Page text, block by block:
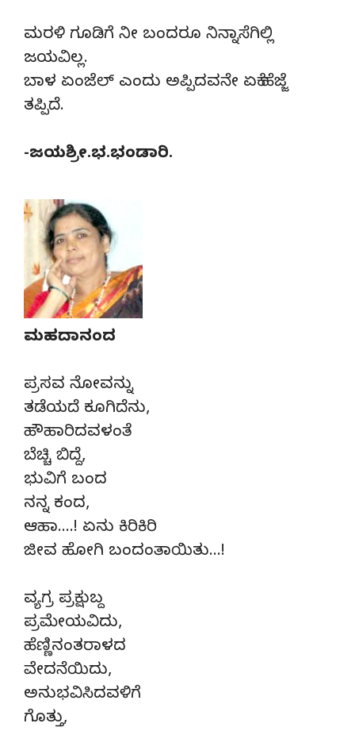
ಮರಳಿ ಗೂಡಿಗೆ ನೀ ಬಂದರೂ ನಿನ್ನಾಸೆಗಿಲ್ಲಿ
ಜಯವಿಲ್ಲ.
ಬಾಳ ಏಂಜೆಲ್ ಎಂದು ಅಪ್ಪಿದವನೇ ಏಕೆ ಹೆಜ್ಜೆ
ತಪ್ಪಿದೆ.
-ಜಯಶ್ರೀ.ಭ.ಭಂಡಾರಿ.
ಮಹದಾನಂದ
ಪ್ರಸವ ನೋವನ್ನು
ತಡೆಯದೆ ಕೂಗಿದೆನು,
ಹೌಹಾರಿದವಳಂತೆ
ಬೆಚ್ಚಿ ಬಿದ್ದೆ,
ಭುವಿಗೆ ಬಂದ
ನನ್ನ ಕಂದ,
ಆಹಾ….! ಏನು ಕಿರಿಕಿರಿ
ಜೀವ ಹೋಗಿ ಬಂದಂತಾಯಿತು…!
ವ್ಯಗ್ರ ಪ್ರಕ್ಷುಬ್ದ
ಪ್ರಮೇಯವಿದು,
ಹೆಣ್ಣಿನಂತರಾಳದ
ವೇದನೆಯಿದು,
ಅನುಭವಿಸಿದವಳಿಗೆ
ಗೊತ್ತು,